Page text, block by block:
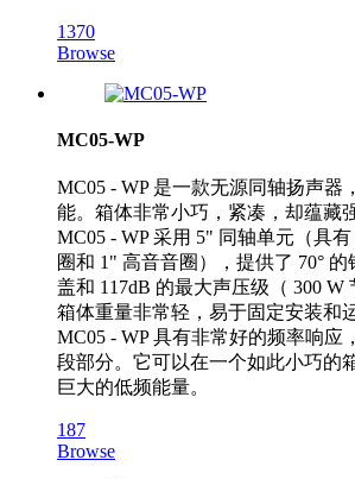
1370
Browse
MC05-WP
MC05 - WP 是一款无源同轴扬声器
能。箱体非常小巧，紧凑，却蕴藏
MC05 - WP 采用 5" 同轴单元（具
圈和 1" 高音音圈），提供了 70° 的
盖和 117dB 的最大声压级（ 300 W
箱体重量非常轻，易于固定安装和
MC05 - WP 具有非常好的频率响应
段部分。它可以在一个如此小巧的
巨大的低频能量。
187
Browse